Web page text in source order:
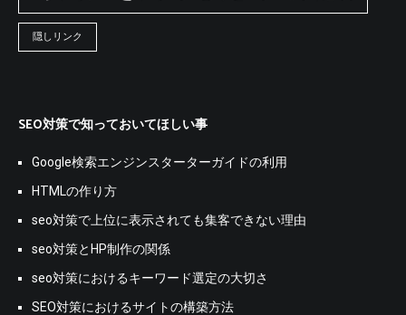
隠しリンク
SEO対策で知っておいてほしい事
Google検索エンジンスターターガイドの利用
HTMLの作り方
seo対策で上位に表示されても集客できない理由
seo対策とHP制作の関係
seo対策におけるキーワード選定の大切さ
SEO対策におけるサイトの構築方法